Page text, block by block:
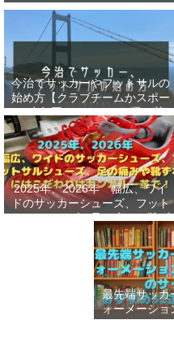
今治でサッカーやフットサルの
始め方【クラブチームかスポー
ツ少年団かスクールを選ぶ基
準】小学生、幼児（年長・年
中）、サッカー
2025年、2026年 幅広、ワイ
ドのサッカーシューズ、フット
サルシューズ、足の痛みや靴ず
れにはこだわりはカンガルー革
で！
最先端サッカ
ォーメーショ
のサッカー